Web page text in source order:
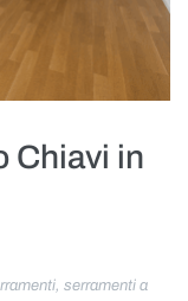
Chiavi in
, serramenti a